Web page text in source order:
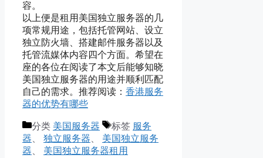
容。
以上便是租用美国独立服务器的几
项常规用途，包括托管网站、设立
独立防火墙、搭建邮件服务器以及
托管流媒体内容四个方面。希望在
座的各位在阅读了本文后能够知晓
美国独立服务器的用途并顺利匹配
自己的需求。推荐阅读： 香港服务
器的优势有哪些
分类 美国服务器 标签 服务
器
独立服务器
美国独立服务
器
美国独立服务器租用